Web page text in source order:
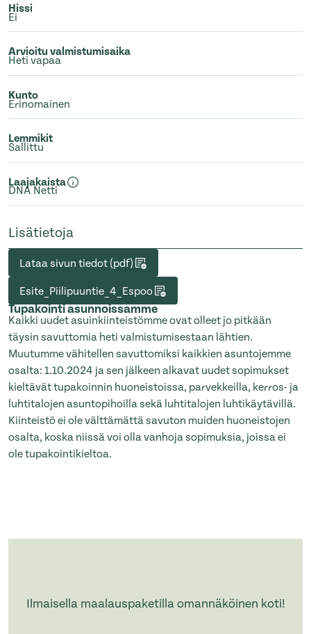
Hissi
Ei
Arvioitu valmistumisaika
Heti vapaa
Kunto
Erinomainen
Lemmikit
Sallittu
Laajakaista
DNA Netti
Lisätietoja
Lataa sivun tiedot (pdf)
Esite_Piilipuuntie_4_Espoo
Tupakointi asunnoissamme
Kaikki uudet asuinkiinteistömme ovat olleet jo pitkään
täysin savuttomia heti valmistumisestaan lähtien.
Muutumme vähitellen savuttomiksi kaikkien asuntojemme
osalta: 1.10.2024 ja sen jälkeen alkavat uudet sopimukset
kieltävät tupakoinnin huoneistoissa, parvekkeilla, kerros- ja
luhtitalojen asuntopihoilla sekä luhtitalojen luhtikäytävillä.
Kiinteistö ei ole välttämättä savuton muiden huoneistojen
osalta, koska niissä voi olla vanhoja sopimuksia, joissa ei
ole tupakointikieltoa.
Ilmaisella maalauspaketilla omannäköinen koti!